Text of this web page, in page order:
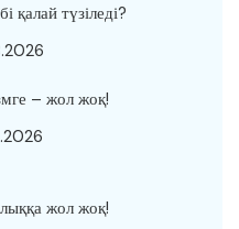
қалай түзіледі?
– жол жоқ!
жол жоқ!